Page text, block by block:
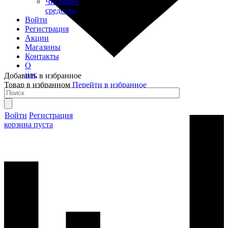
средство
Войти
Регистрация
Акции
Магазины
Контакты
О
нас
Войти Регистрация
корзина пуста
Добавить в избранное
Товар в избранном Перейти в избранное